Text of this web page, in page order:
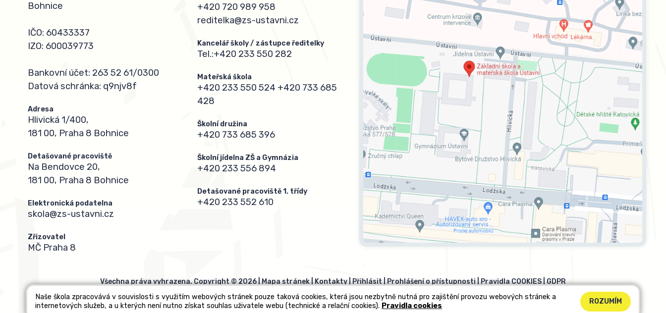
Bohnice
IČO: 60433337
IZO: 600039773
Bankovní účet: 263 52 61/0300
Datová schránka: q9njv8f
Adresa
Hlivická 1/400,
181 00, Praha 8 Bohnice
Detašované pracoviště
Na Bendovce 20,
181 00, Praha 8 Bohnice
Elektronická podatelna
skola@zs-ustavni.cz
Zřizovatel
MČ Praha 8
+420 720 989 958
reditelka@zs-ustavni.cz
Kancelář školy / zástupce ředitelky
Tel.:+420 233 550 282
Mateřská škola
+420 233 550 524 +420 733 685
428
Školní družina
+420 733 685 396
Školní jídelna ZŠ a Gymnázia
+420 233 556 894
Detašované pracoviště 1. třídy
+420 233 552 610
Všechna práva vyhrazena. Copyright © 2026 |Mapa stránek|Kontakty|Přihlásit|Prohlášení o přístupnosti|Pravidla COOKIES|GDPR
Naše škola zpracovává v souvislosti s využitím webových stránek pouze taková cookies, která jsou nezbytně nutná pro zajištění provozu webových stránek a
internetových služeb, a u kterých není nutno získat souhlas uživatele webu (technické a relační cookies). Pravidla cookies
ROZUMÍM